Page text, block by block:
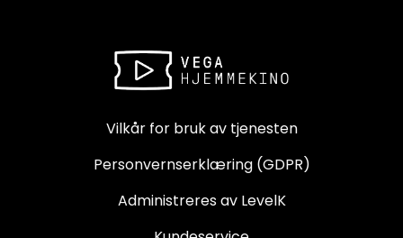
Vilkår for bruk av tjenesten
Personvernserklæring (GDPR)
Administreres av LevelK